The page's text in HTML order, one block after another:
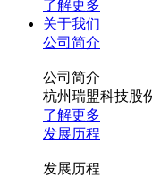
了解更多
关于我们
公司简介
公司简介
杭州瑞盟科技股
了解更多
发展历程
发展历程